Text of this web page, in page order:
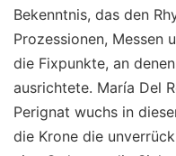
Bekenntnis, das den
Prozessionen, Messen
die Fixpunkte, an
ausrichtete. María Del
Perignat wuchs in
die Krone die